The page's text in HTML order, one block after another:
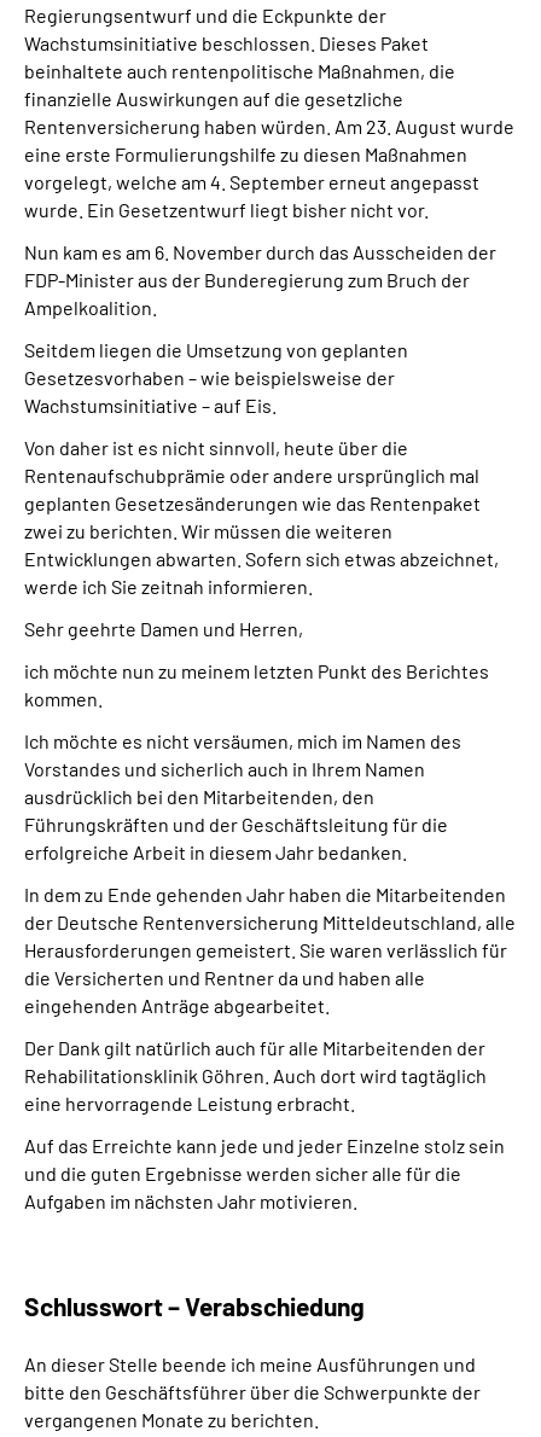
Regierungsentwurf und die Eckpunkte der
Wachstumsinitiative beschlossen. Dieses Paket
beinhaltete auch rentenpolitische Maßnahmen, die
finanzielle Auswirkungen auf die gesetzliche
Rentenversicherung haben würden. Am 23. August wurde
eine erste Formulierungshilfe zu diesen Maßnahmen
vorgelegt, welche am 4. September erneut angepasst
wurde. Ein Gesetzentwurf liegt bisher nicht vor.
Nun kam es am 6. November durch das Ausscheiden der
FDP-Minister aus der Bunderegierung zum Bruch der
Ampelkoalition.
Seitdem liegen die Umsetzung von geplanten
Gesetzesvorhaben – wie beispielsweise der
Wachstumsinitiative – auf Eis.
Von daher ist es nicht sinnvoll, heute über die
Rentenaufschubprämie oder andere ursprünglich mal
geplanten Gesetzesänderungen wie das Rentenpaket
zwei zu berichten. Wir müssen die weiteren
Entwicklungen abwarten. Sofern sich etwas abzeichnet,
werde ich Sie zeitnah informieren.
Sehr geehrte Damen und Herren,
ich möchte nun zu meinem letzten Punkt des Berichtes
kommen.
Ich möchte es nicht versäumen, mich im Namen des
Vorstandes und sicherlich auch in Ihrem Namen
ausdrücklich bei den Mitarbeitenden, den
Führungskräften und der Geschäftsleitung für die
erfolgreiche Arbeit in diesem Jahr bedanken.
In dem zu Ende gehenden Jahr haben die Mitarbeitenden
der Deutsche Rentenversicherung Mitteldeutschland, alle
Herausforderungen gemeistert. Sie waren verlässlich für
die Versicherten und Rentner da und haben alle
eingehenden Anträge abgearbeitet.
Der Dank gilt natürlich auch für alle Mitarbeitenden der
Rehabilitationsklinik Göhren. Auch dort wird tagtäglich
eine hervorragende Leistung erbracht.
Auf das Erreichte kann jede und jeder Einzelne stolz sein
und die guten Ergebnisse werden sicher alle für die
Aufgaben im nächsten Jahr motivieren.
Schlusswort – Verabschiedung
An dieser Stelle beende ich meine Ausführungen und
bitte den Geschäftsführer über die Schwerpunkte der
vergangenen Monate zu berichten.